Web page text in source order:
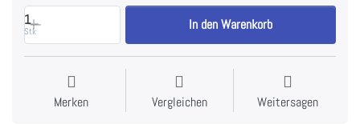
1
Stk In den Warenkorb
Merken Vergleichen Weitersagen